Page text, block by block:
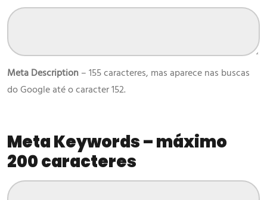
Meta Description– 155 caracteres, mas aparece nas buscas
do Google até o caracter 152.
Meta Keywords– máximo
200 caracteres